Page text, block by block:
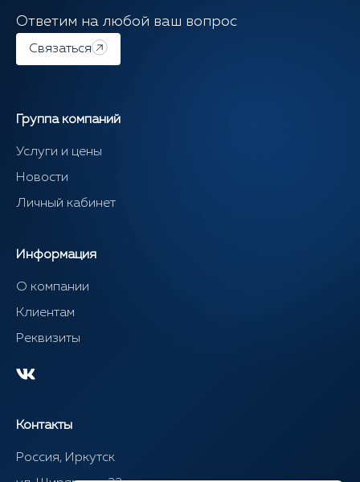
Ответим на любой ваш вопрос
Связаться
Группа компаний
Услуги и цены
Новости
Личный кабинет
Информация
О компании
Клиентам
Реквизиты
Контакты
Россия, Иркутск